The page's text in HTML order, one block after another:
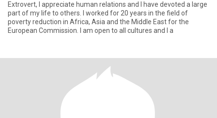
Extrovert, I appreciate human relations and I have devoted a large
part of my life to others. I worked for 20 years in the field of
poverty reduction in Africa, Asia and the Middle East for the
European Commission. I am open to all cultures and I a